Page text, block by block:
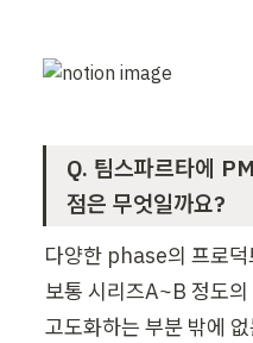
Q. 팀스파르타에
점은 무엇일까요?
다양한 phase의 프로덕
보통 시리즈A~B 정도
고도화하는 부분 밖에